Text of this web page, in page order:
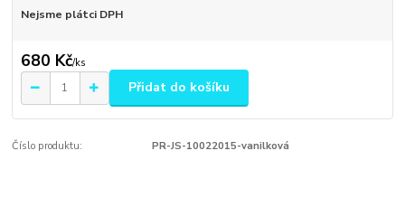
Nejsme plátci DPH
680 Kč/ks
Přidat do košíku
Číslo produktu: PR-JS-10022015-vanilková